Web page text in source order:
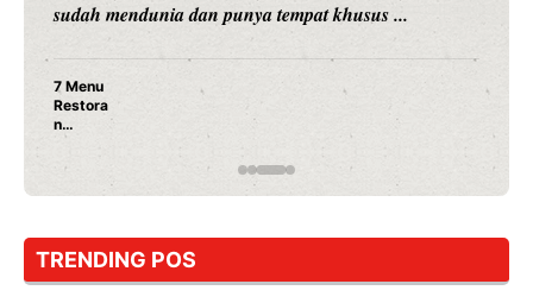
sudah mendunia dan punya tempat khusus ...
7 Menu
Restora
n
Jepang
yang
Dicoba,
Cuma
Sushi!
TRENDING POS